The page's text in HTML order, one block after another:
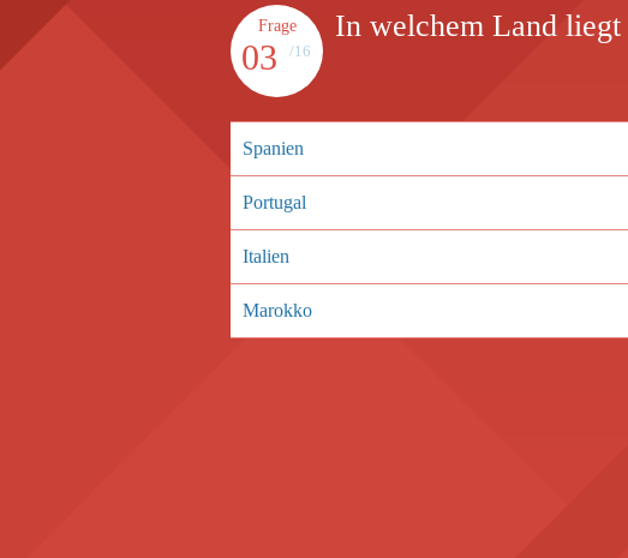
Frage
03 /16
In welchem Land liegt
Spanien
Portugal
Italien
Marokko